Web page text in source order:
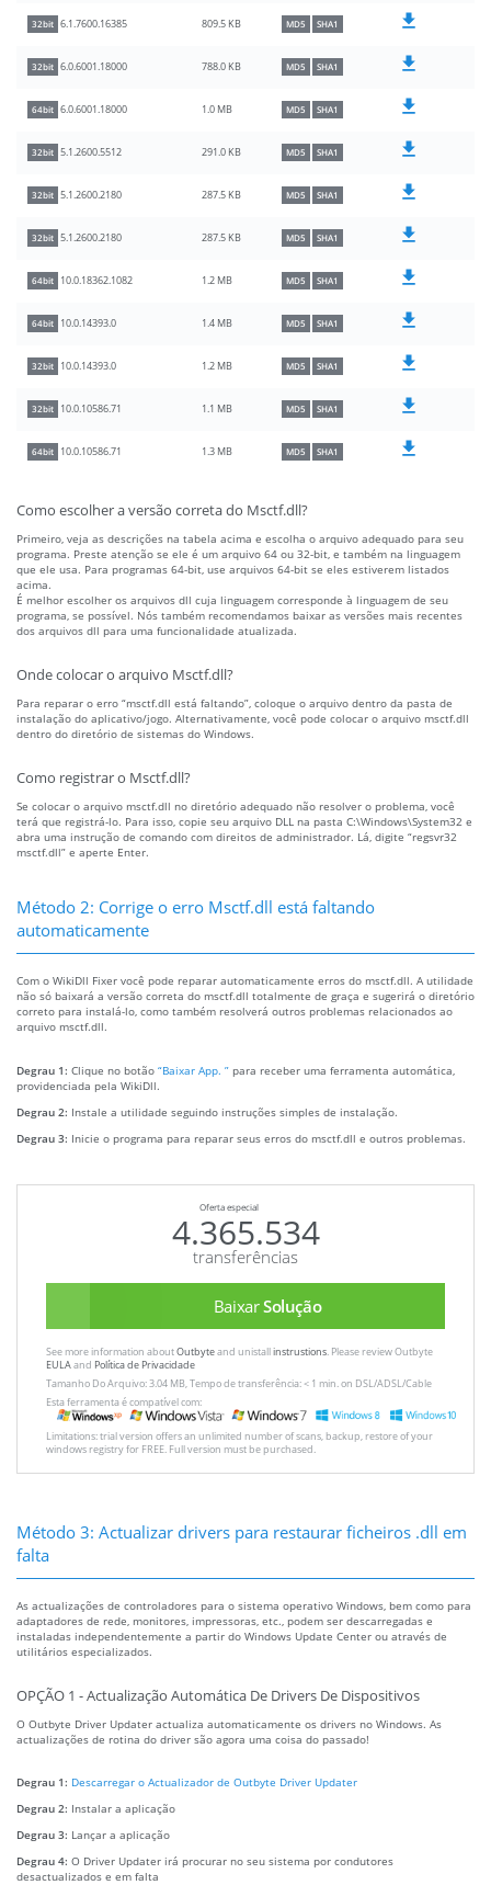
32bit 6.1.7600.16385 809.5 KB MD5 SHA1
32bit 6.0.6001.18000 788.0 KB MD5 SHA1
64bit 6.0.6001.18000 1.0 MB MD5 SHA1
32bit 5.1.2600.5512 291.0 KB MD5 SHA1
32bit 5.1.2600.2180 287.5 KB MD5 SHA1
32bit 5.1.2600.2180 287.5 KB MD5 SHA1
64bit 10.0.18362.1082 1.2 MB MD5 SHA1
64bit 10.0.14393.0 1.4 MB MD5 SHA1
32bit 10.0.14393.0 1.2 MB MD5 SHA1
32bit 10.0.10586.71 1.1 MB MD5 SHA1
64bit 10.0.10586.71 1.3 MB MD5 SHA1
Como escolher a versão correta do Msctf.dll?
Primeiro, veja as descrições na tabela acima e escolha o arquivo adequado para seu
programa. Preste atenção se ele é um arquivo 64 ou 32-bit, e também na linguagem
que ele usa. Para programas 64-bit, use arquivos 64-bit se eles estiverem listados
acima.
É melhor escolher os arquivos dll cuja linguagem corresponde à linguagem de seu
programa, se possível. Nós também recomendamos baixar as versões mais recentes
dos arquivos dll para uma funcionalidade atualizada.
Onde colocar o arquivo Msctf.dll?
Para reparar o erro “msctf.dll está faltando”, coloque o arquivo dentro da pasta de
instalação do aplicativo/jogo. Alternativamente, você pode colocar o arquivo msctf.dll
dentro do diretório de sistemas do Windows.
Como registrar o Msctf.dll?
Se colocar o arquivo msctf.dll no diretório adequado não resolver o problema, você
terá que registrá-lo. Para isso, copie seu arquivo DLL na pasta C:\Windows\System32 e
abra uma instrução de comando com direitos de administrador. Lá, digite “regsvr32
msctf.dll” e aperte Enter.
Método 2: Corrige o erro Msctf.dll está faltando
automaticamente
Com o WikiDll Fixer você pode reparar automaticamente erros do msctf.dll. A utilidade
não só baixará a versão correta do msctf.dll totalmente de graça e sugerirá o diretório
correto para instalá-lo, como também resolverá outros problemas relacionados ao
arquivo msctf.dll.
Degrau 1: Clique no botão “Baixar App. ” para receber uma ferramenta automática,
providenciada pela WikiDll.
Degrau 2: Instale a utilidade seguindo instruções simples de instalação.
Degrau 3: Inicie o programa para reparar seus erros do msctf.dll e outros problemas.
Oferta especial
4.365.534
transferências
BaixarSolução
See more information aboutOutbyteand unistallinstrustions. Please review Outbyte
EULAand Política de Privacidade
Tamanho Do Arquivo: 3.04 MB, Tempo de transferência: < 1 min. on DSL/ADSL/Cable
Esta ferramenta é compatível com:
Limitations: trial version offers an unlimited number of scans, backup, restore of your
windows registry for FREE. Full version must be purchased.
Método 3: Actualizar drivers para restaurar ficheiros .dll em
falta
As actualizações de controladores para o sistema operativo Windows, bem como para
adaptadores de rede, monitores, impressoras, etc., podem ser descarregadas e
instaladas independentemente a partir do Windows Update Center ou através de
utilitários especializados.
OPÇÃO 1 - Actualização Automática De Drivers De Dispositivos
O Outbyte Driver Updater actualiza automaticamente os drivers no Windows. As
actualizações de rotina do driver são agora uma coisa do passado!
Degrau 1: Descarregar o Actualizador de Outbyte Driver Updater
Degrau 2: Instalar a aplicação
Degrau 3: Lançar a aplicação
Degrau 4: O Driver Updater irá procurar no seu sistema por condutores
desactualizados e em falta